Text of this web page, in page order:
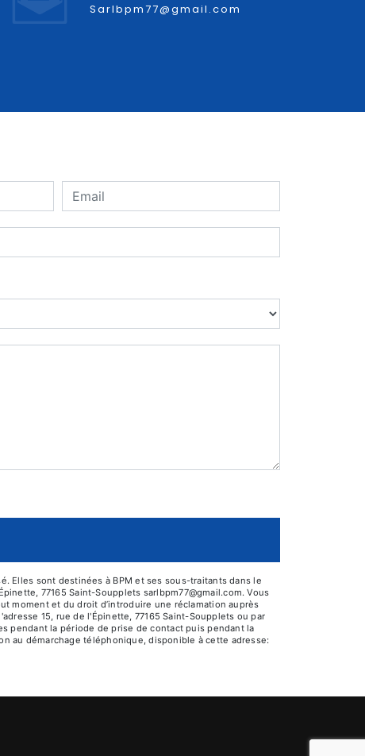
sarlbpm77@gmail.com
Elles sont destinées à BPM et ses sous-traitants dans le
77165 Saint-Soupplets sarlbpm77@gmail.com. Vous
moment et du droit d’introduire une réclamation auprès
15, rue de l'Épinette, 77165 Saint-Soupplets ou par
pendant la période de prise de contact puis pendant la
au démarchage téléphonique, disponible à cette adresse: